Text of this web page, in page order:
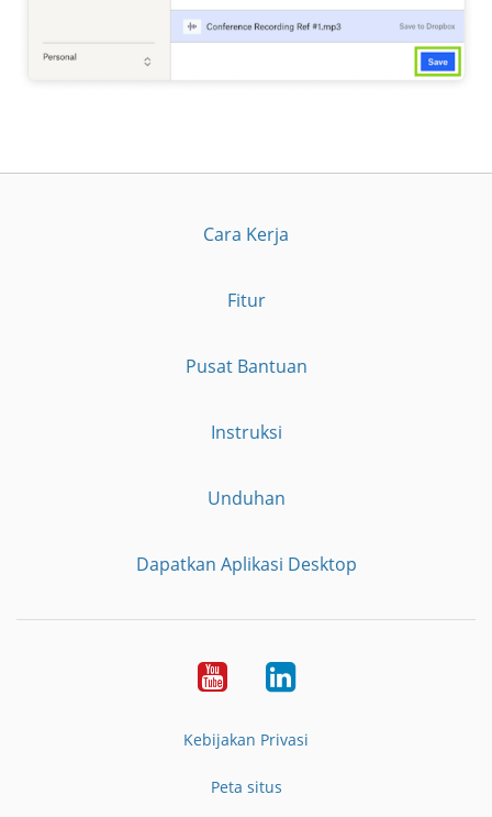
Cara Kerja
Fitur
Pusat Bantuan
Instruksi
Unduhan
Dapatkan Aplikasi Desktop
YouTubeLinkedIn
Kebijakan Privasi
Peta situs